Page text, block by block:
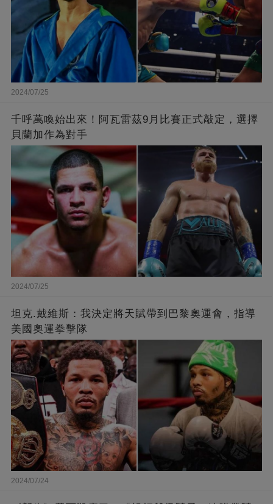
2024/07/25
千呼萬喚始出來！阿瓦雷茲9月比賽正式敲定，選擇
貝蘭加作為對手
2024/07/25
坦克.戴維斯：我決定將天賦帶到巴黎奧運會，指導
美國奧運拳擊隊
2024/07/24